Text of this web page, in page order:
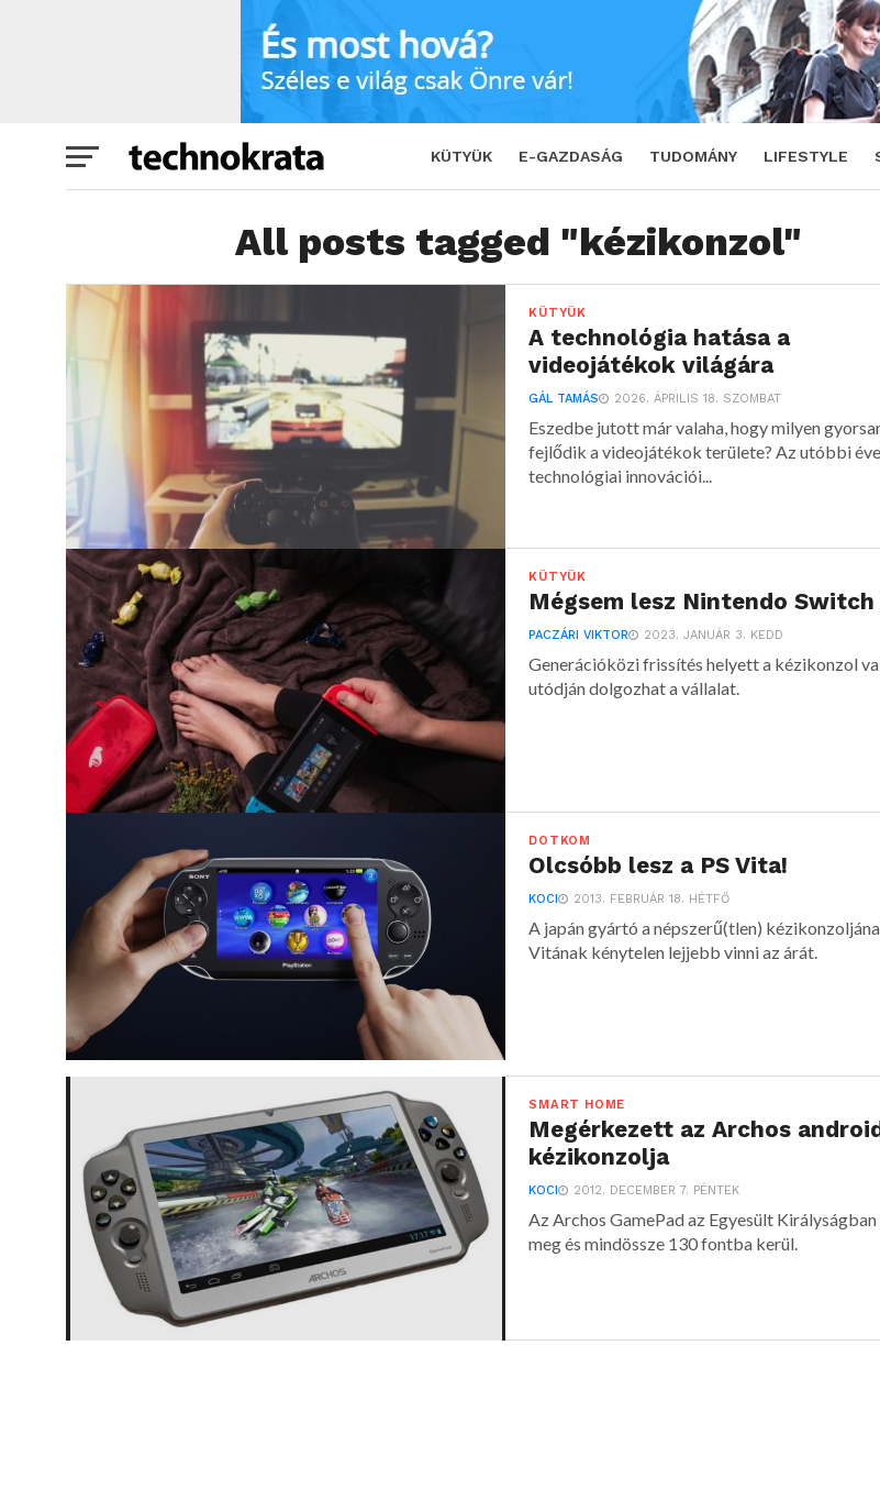
KÜTYÜK E-GAZDASÁG TUDOMÁNY LIFESTYLE
All posts tagged "kézikonzol"
KÜTYÜK
A technológia hatása a
videojátékok világára
GÁL TAMÁS 2026. ÁPRILIS 18. SZOMBAT
Eszedbe jutott már valaha, hogy milyen
fejlődik a videojátékok területe? Az utóbbi
technológiai innovációi...
KÜTYÜK
Mégsem lesz Nintendo Switch
PACZÁRI VIKTOR 2023. JANUÁR 3. KEDD
Generációközi frissítés helyett a kézikonzol
utódján dolgozhat a vállalat.
DOTKOM
Olcsóbb lesz a PS Vita!
KOCI 2013. FEBRUÁR 18. HÉTFŐ
A japán gyártó a népszerű(tlen)
Vitának kénytelen lejjebb vinni az árát.
SMART HOME
Megérkezett az Archos
kézikonzolja
KOCI 2012. DECEMBER 7. PÉNTEK
Az Archos GamePad az Egyesült
meg és mindössze 130 fontba kerül.